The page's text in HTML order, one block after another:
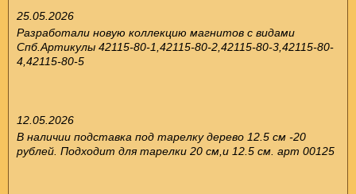
25.05.2026
Разработали новую коллекцию магнитов с видами
Спб.Артикулы 42115-80-1,42115-80-2,42115-80-3,42115-80-
4,42115-80-5
12.05.2026
В наличии подставка под тарелку дерево 12.5 см -20
рублей. Подходит для тарелки 20 см,и 12.5 см. арт 00125